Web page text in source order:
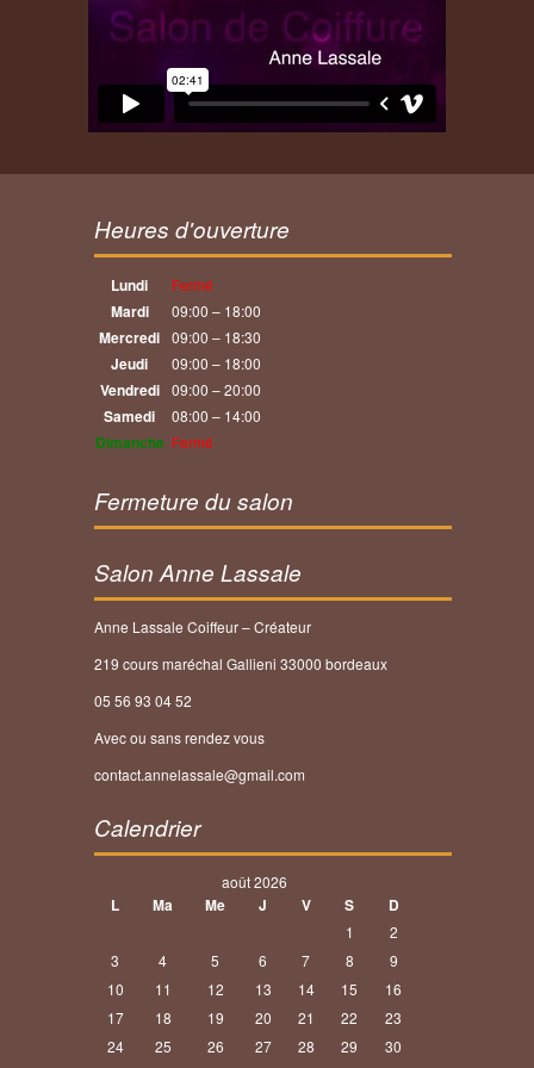
Heures d'ouverture
Lundi Fermé
Mardi 09:00 – 18:00
Mercredi 09:00 – 18:30
Jeudi 09:00 – 18:00
Vendredi 09:00 – 20:00
Samedi 08:00 – 14:00
Dimanche Fermé
Fermeture du salon
Salon Anne Lassale
Anne Lassale Coiffeur – Créateur
219 cours maréchal Gallieni 33000 bordeaux
05 56 93 04 52
Avec ou sans rendez vous
contact.annelassale@gmail.com
Calendrier
août 2026
L Ma Me J V S D
1
2
3
4 5 6 7 8
9
10
11 12 13 14 15
16
17
18 19 20 21 22
23
24
25 26 27 28 29
30